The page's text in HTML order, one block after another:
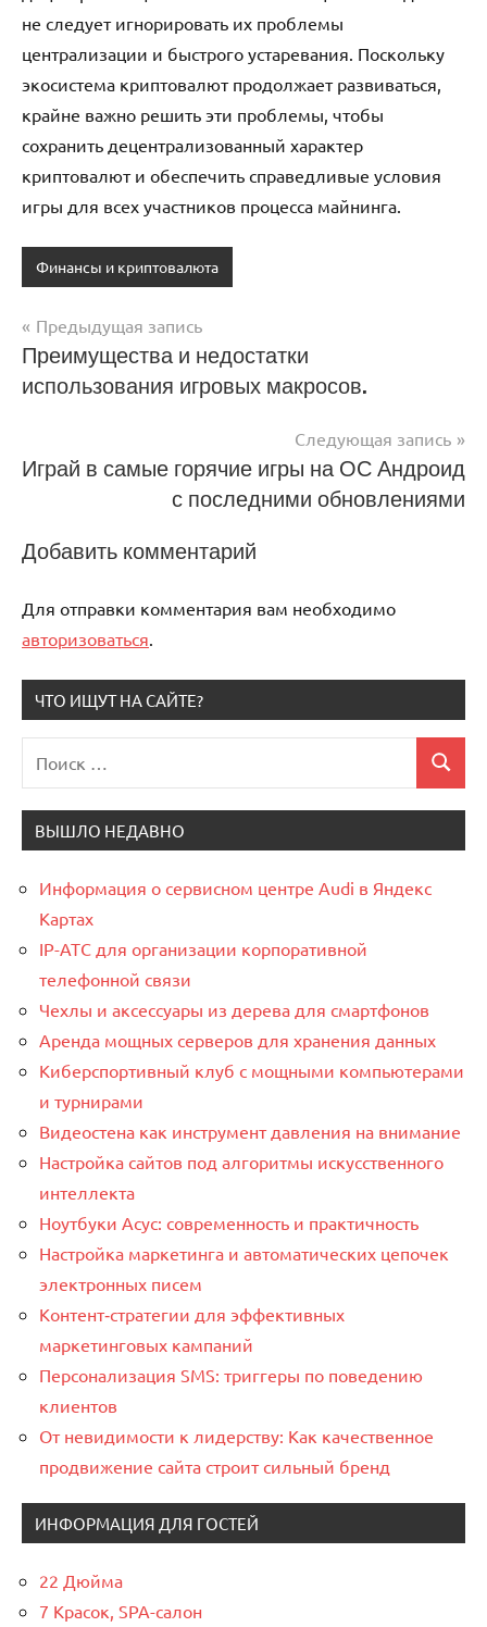
не следует игнорировать их проблемы
централизации и быстрого устаревания. Поскольку
экосистема криптовалют продолжает развиваться,
крайне важно решить эти проблемы, чтобы
сохранить децентрализованный характер
криптовалют и обеспечить справедливые условия
игры для всех участников процесса майнинга.
Финансы и криптовалюта
Навигация
по
Предыдущая запись
Преимущества и недостатки
использования игровых макросов.
Следующая запись
Играй в самые горячие игры на ОС Андроид
с последними обновлениями
Добавить комментарий
Для отправки комментария вам необходимо
авторизоваться
ЧТО ИЩУТ НА САЙТЕ?
для:
Поиск
ВЫШЛО НЕДАВНО
Информация о сервисном центре Audi в Яндекс
Картах
IP-АТС для организации корпоративной
телефонной связи
Чехлы и аксессуары из дерева для смартфонов
Аренда мощных серверов для хранения данных
Киберспортивный клуб с мощными компьютерами
и турнирами
Видеостена как инструмент давления на внимание
Настройка сайтов под алгоритмы искусственного
интеллекта
Ноутбуки Асус: современность и практичность
Настройка маркетинга и автоматических цепочек
электронных писем
Контент‑стратегии для эффективных
маркетинговых кампаний
Персонализация SMS: триггеры по поведению
клиентов
От невидимости к лидерству: Как качественное
продвижение сайта строит сильный бренд
ИНФОРМАЦИЯ ДЛЯ ГОСТЕЙ
22 Дюйма
7 Красок, SPA-салон